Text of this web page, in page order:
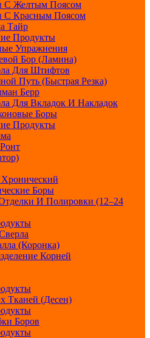
С Желтым Поясом
С Красным Поясом
Тайр
Продукты
Упражнения
Бор (ламина)
Для Штифтов
Путь (быстрая Резка)
Берр
Для Вкладок И Накладок
Боры
Продукты
Боры
И Полировки (12–24
(Коронка)
Корней
Тканей (десен)
Боров